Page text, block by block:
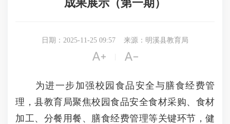
成果展示（第一期）
日期：2025-11-25 09:57 来源：明溪县教育局
 
为进一步加强校园食品安全与膳食经费管
理，县教育局聚焦校园食品安全食材采购、食材
加工、分餐用餐、膳食经费管理等关键环节，健